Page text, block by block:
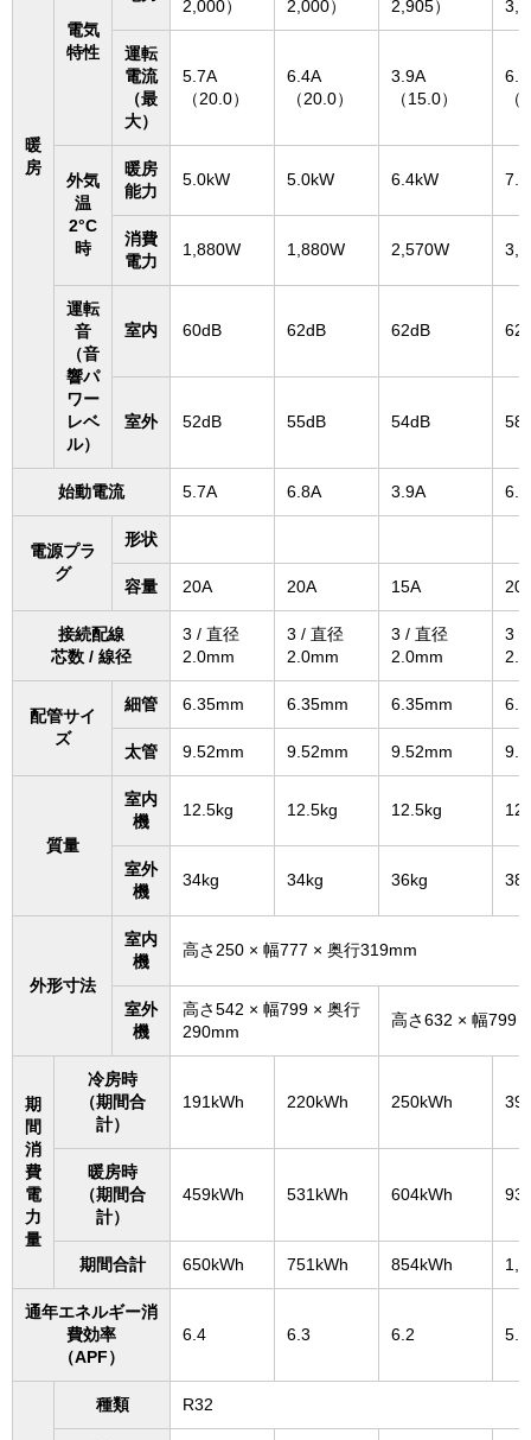
暖
房
電気
特性
2,000） 2,000） 2,905）
運転
電流
（最
大）
5.7A
（20.0）
6.4A
（20.0）
3.9A
（15.0）
外気
温
2°C
時
暖房
能力
5.0kW 5.0kW 6.4kW
消費
電力
1,880W 1,880W 2,570W
運転
音
（音
響パ
ワー
レベ
ル）
室内 60dB 62dB 62dB
室外 52dB 55dB 54dB
始動電流 5.7A 6.8A 3.9A
電源プラ
グ
形状
容量 20A 20A 15A
接続配線
芯数 / 線径
3 / 直径
2.0mm
3 / 直径
2.0mm
3 / 直径
2.0mm
3 /
配管サイ
ズ
細管 6.35mm 6.35mm 6.35mm
太管 9.52mm 9.52mm 9.52mm
質量
室内
機
12.5kg 12.5kg 12.5kg
室外
機
34kg 34kg 36kg
外形寸法
室内
機
高さ250 × 幅777 × 奥行319mm
室外
機
高さ542 × 幅799 × 奥行
290mm
高さ632 × 幅799
期
間
消
費
電
力
量
冷房時
（期間合
計）
191kWh 220kWh 250kWh
暖房時
（期間合
計）
459kWh 531kWh 604kWh
期間合計 650kWh 751kWh 854kWh
通年エネルギー消
費効率
（APF）
6.4 6.3 6.2 5.7
種類 R32